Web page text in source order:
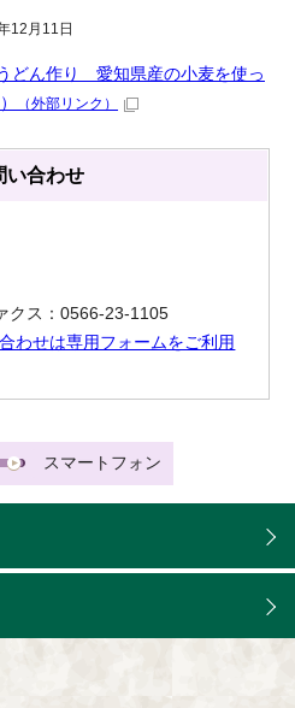
12月11日
どん作り 愛知県産の小麦を使っ
（外部リンク）
い合わせ
ス：0566-23-1105
わせは専用フォームをご利用
スマートフォン